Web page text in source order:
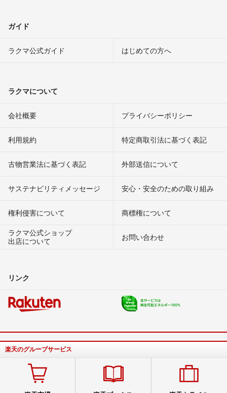
ガイド
ラクマ公式ガイド はじめての方へ
ラクマについて
会社概要 プライバシーポリシー
利用規約 特定商取引法に基づく表記
古物営業法に基づく表記 外部送信について
サステナビリティメッセージ 安心・安全のための取り組み
権利侵害について
商標権について
ラクマ公式ショップ
出店について
お問い合わせ
リンク
楽天のグループサービス